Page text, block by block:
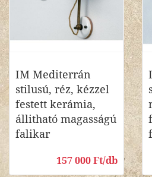
IM Mediterrán
stilusú, réz, kézzel
festett kerámia,
állitható magasságú
falikar
157 000 Ft/db